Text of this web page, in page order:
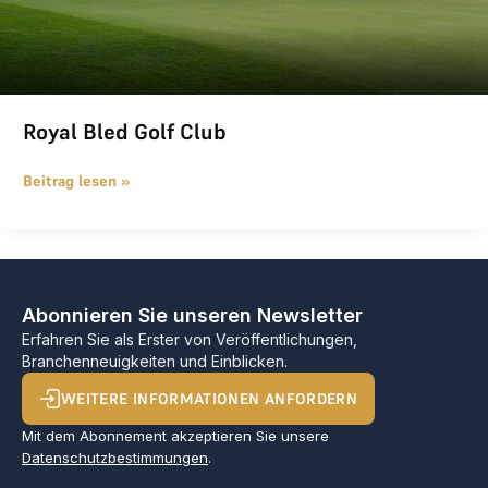
Royal Bled Golf Club
Beitrag lesen »
Abonnieren Sie unseren Newsletter
Erfahren Sie als Erster von Veröffentlichungen,
Branchenneuigkeiten und Einblicken.
WEITERE INFORMATIONEN ANFORDERN
Mit dem Abonnement akzeptieren Sie unsere
Datenschutzbestimmungen.